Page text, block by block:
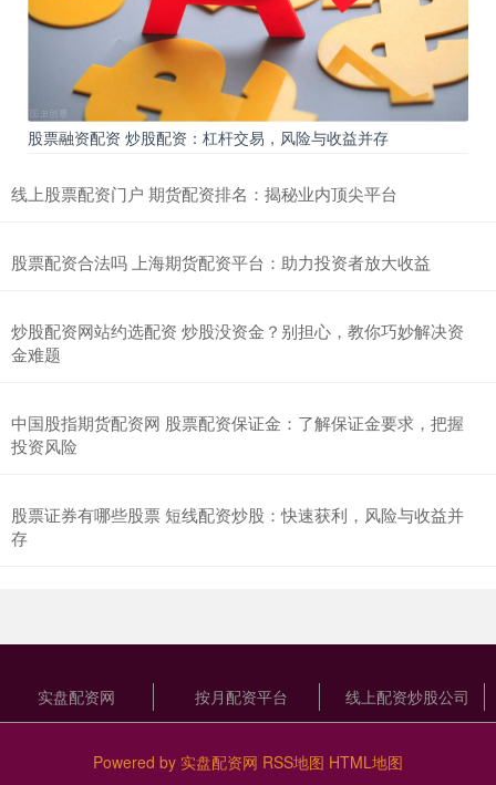
股票融资配资 炒股配资：杠杆交易，风险与收益并存
线上股票配资门户 期货配资排名：揭秘业内顶尖平台
股票配资合法吗 上海期货配资平台：助力投资者放大收益
炒股配资网站约选配资 炒股没资金？别担心，教你巧妙解决资
金难题
中国股指期货配资网 股票配资保证金：了解保证金要求，把握
投资风险
股票证券有哪些股票 短线配资炒股：快速获利，风险与收益并
存
实盘配资网 按月配资平台 线上配资炒股公司
Powered by 实盘配资网 RSS地图 HTML地图